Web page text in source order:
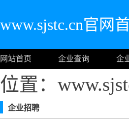
www.sjstc.cn官网
网站首页 企业查询 企
位置：
企业招聘